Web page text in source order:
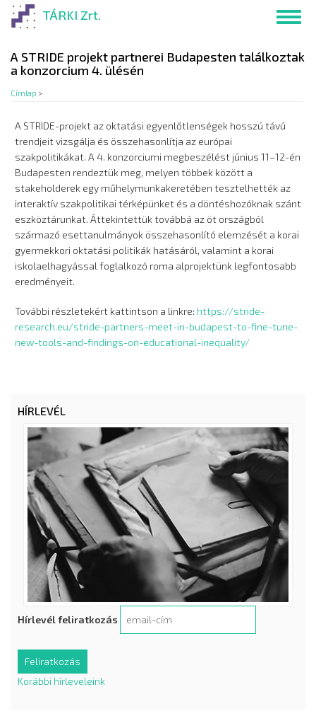
Ugrás
TÁRKI Zrt.
A STRIDE projekt partnerei Budapesten találkoztak
a konzorcium 4. ülésén
Címlap >
A STRIDE-projekt az oktatási egyenlőtlenségek hosszú távú
trendjeit vizsgálja és összehasonlítja az európai
szakpolitikákat. A 4. konzorciumi megbeszélést június 11–12-én
Budapesten rendeztük meg, melyen többek között a
stakeholderek egy műhelymunkakeretében tesztelhették az
interaktív szakpolitikai térképünket és a döntéshozóknak szánt
eszköztárunkat. Áttekintettük továbbá az öt országból
származó esettanulmányok összehasonlító elemzését a korai
gyermekkori oktatási politikák hatásáról, valamint a korai
iskolaelhagyással foglalkozó roma alprojektünk legfontosabb
eredményeit.
További részletekért kattintson a linkre: https://stride-
research.eu/stride-partners-meet-in-budapest-to-fine-tune-
new-tools-and-findings-on-educational-inequality/
HÍRLEVÉL
Hírlevél feliratkozás
Korábbi hírleveleink